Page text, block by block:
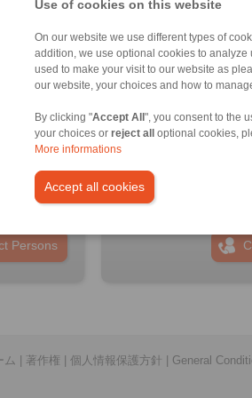
Use of cookies on this website
On our website we use different types of
addition, we use optional cookies to analyze
used to make your visit to our website as
our website, your choices and how to
By clicking "Accept All ", you consent to the
your choices or reject all optional cookies,
More informations
Accept all cookies
Persons
RINGSPANN Turkey
Sistemleri Ticaret
+90 216 999 0 175
info@ringspann.tr
ム 著作権 個人情報保護方針 General